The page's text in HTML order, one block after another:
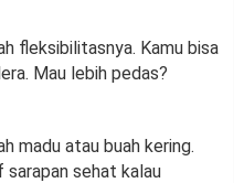
fleksibilitasnya. Kamu bisa
Mau lebih pedas?
madu atau buah kering.
sarapan sehat kalau